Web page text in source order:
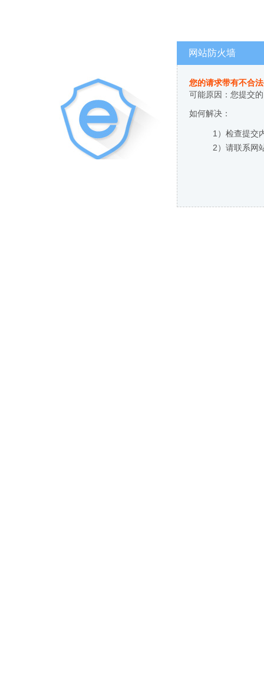
网站防火墙
您的请求带有不合
可能原因：您提交
如何解决：
1）检查提交
2）请联系网